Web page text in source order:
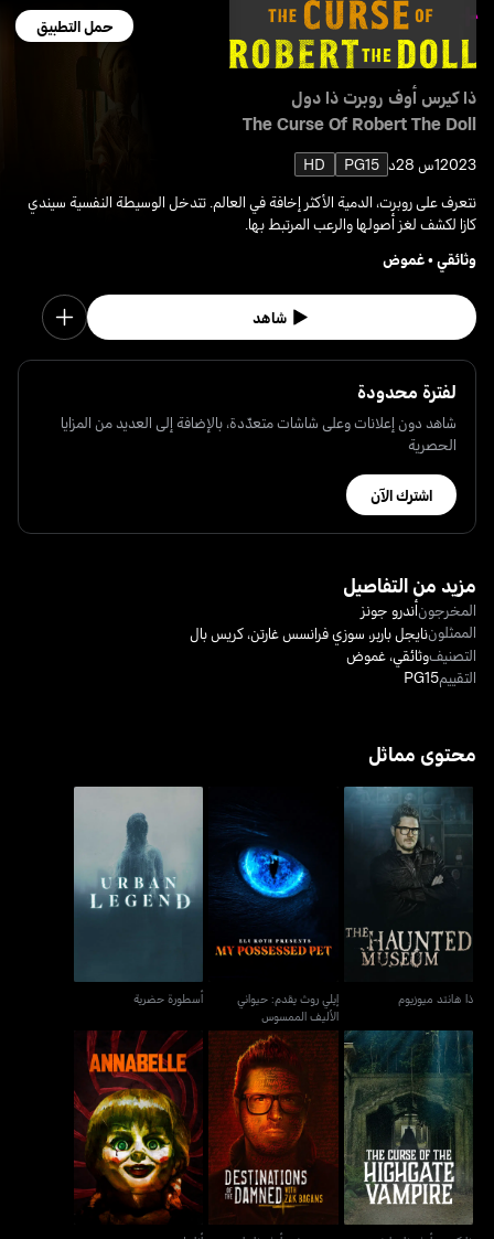
حمل التطبيق
ذا كيرس أوف روبرت ذا دول
The Curse Of Robert The Doll
20231س 28د PG15
HD
نتعرف على روبرت، الدمية الأكثر إخافة في العالم. تتدخل الوسيطة النفسية سيندي
كازا لكشف لغز أصولها والرعب المرتبط بها.
وثائقي•غموض
شاهد
لفترة محدودة
شاهد دون إعلانات وعلى شاشات متعدّدة، بالإضافة إلى العديد من المزايا
الحصرية
اشترك الآن
مزيد من التفاصيل
المخرجونأندرو جونز
الممثلوننايجل باربر، سوزي فرانسس غارتن،كريس بال
التصنيفوثائقي،غموض
التقييمPG15
محتوى مماثل
ذا هانتد ميوزيوم
ذا هانتد ميوزيوم
إيلي روث يقدم: حيواني
الأليف الممسوس
إيلي روث يقدم: حيواني
الأليف الممسوس
أسطورة حضرية
أسطورة حضرية
ذا كيرس أوف ذا هايغيت
فامباير
ديستينيشنز أوف ذا دامند
ويذ زاك باغانز
أنابيل